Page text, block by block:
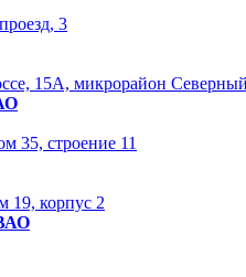
3
15А, микрорайон
35, строение 11
19, корпус 2